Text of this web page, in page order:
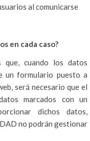
al comunicarse
en cada caso?
cuando los datos
un formulario puesto a
será necesario que el
marcados con un
dichos datos,
no podrán gestionar